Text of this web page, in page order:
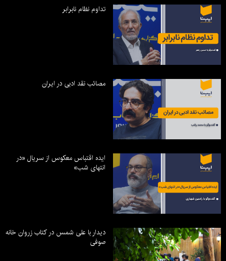
تداوم نظام نابرابر
مصائب نقد ادبی در ایران
ایده اقتباس معکوس از سریال «در
انتهای شب»
دیدار با علی شمس در کتاب زروان خانه
صوفی